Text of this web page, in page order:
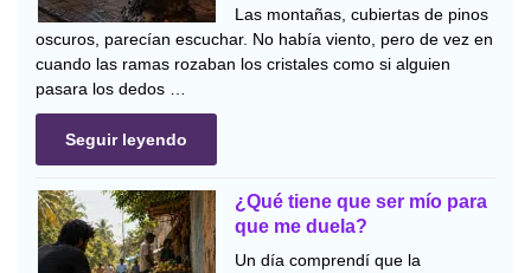
Las montañas, cubiertas de pinos
oscuros, parecían escuchar. No había viento, pero de vez en
cuando las ramas rozaban los cristales como si alguien
pasara los dedos …
Seguir leyendo
¿Qué tiene que ser mío para
que me duela?
Un día comprendí que la